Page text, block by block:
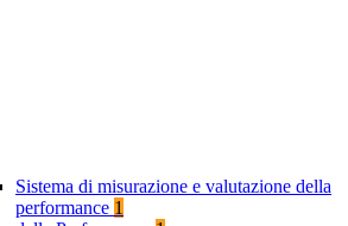
Sistema di misurazione e valutazione della
performance 1